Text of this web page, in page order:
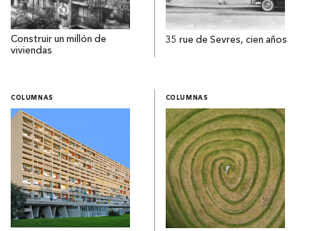
Construir un millón de
viviendas
35 rue de Sevres, cien años
COLUMNAS COLUMNAS